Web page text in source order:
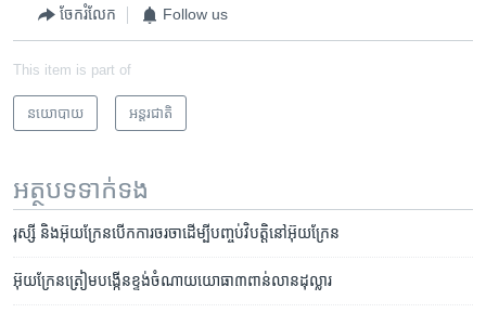
ចែករំលែក Follow us
This item is part of
នយោបាយ អន្តរជាតិ
អត្ថបទ​ទាក់ទង
រុស្សី​​​ និង​​​អ៊ុយក្រែន​​​បើក​​​ការ​​​ចរចា​​​​​​ដើម្បី​​​បញ្ចប់​​​វិបត្តិ​​​នៅ​​​អ៊ុយក្រែន
អ៊ុយក្រែន​​​ត្រៀម​​​​​​បង្កើន​​​ខ្ទង់​​​ចំណាយ​​​យោធា​​​​​​៣​​​ពាន់​​​លាន​​​ដុល្លារ